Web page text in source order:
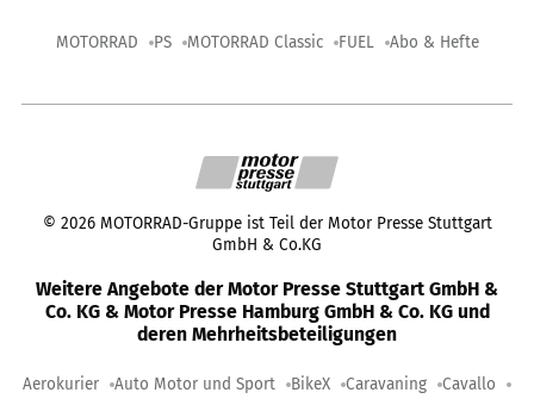
MOTORRAD PS MOTORRAD Classic FUEL Abo & Hefte
© 2026 MOTORRAD-Gruppe ist Teil der Motor Presse Stuttgart
GmbH & Co.KG
Weitere Angebote der Motor Presse Stuttgart GmbH &
Co. KG & Motor Presse Hamburg GmbH & Co. KG und
deren Mehrheitsbeteiligungen
Aerokurier Auto Motor und Sport BikeX Caravaning Cavallo